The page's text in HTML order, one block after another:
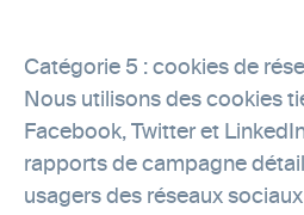
Catégorie 5 : cookies de
Nous utilisons des cookies
Facebook, Twitter et
rapports de campagne
usagers des réseaux